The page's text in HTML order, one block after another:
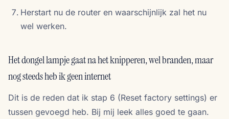
Herstart nu de router en waarschijnlijk zal het nu
wel werken.
Het dongel lampje gaat na het knipperen, wel branden, maar
nog steeds heb ik geen internet
Dit is de reden dat ik stap 6 (Reset factory settings) er
tussen gevoegd heb. Bij mij leek alles goed te gaan.